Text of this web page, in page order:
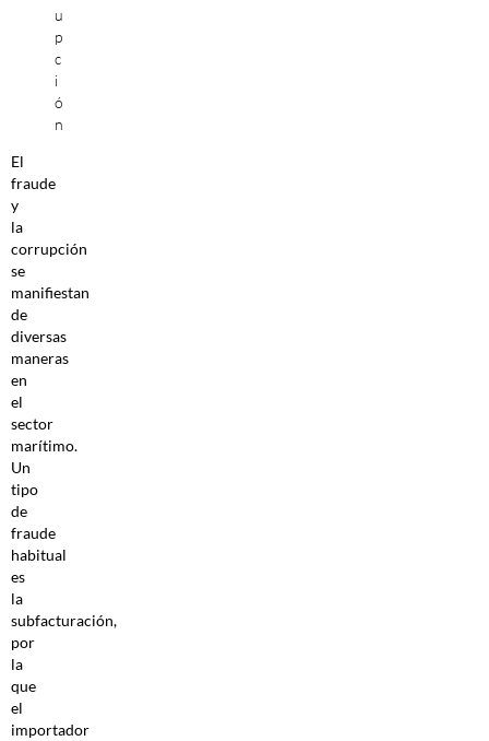
u
p
c
i
ó
n
El
fraude
y
la
corrupción
se
manifiestan
de
diversas
maneras
en
el
sector
marítimo.
Un
tipo
de
fraude
habitual
es
la
subfacturación,
por
la
que
el
importador